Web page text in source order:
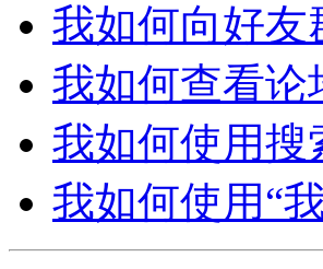
我如何向好友
我如何查看论
我如何使用搜
我如何使用“